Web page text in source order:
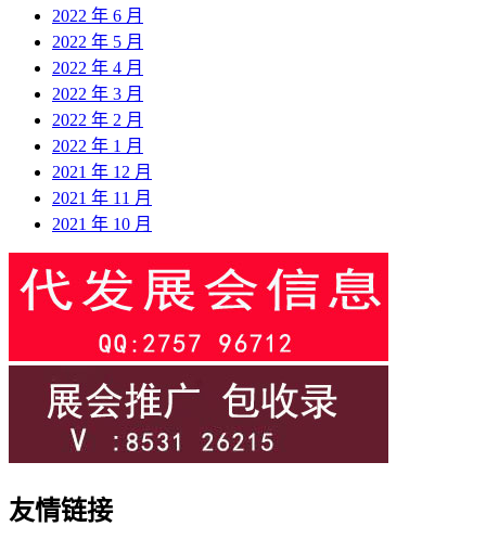
2022 年 6 月
2022 年 5 月
2022 年 4 月
2022 年 3 月
2022 年 2 月
2022 年 1 月
2021 年 12 月
2021 年 11 月
2021 年 10 月
友情链接